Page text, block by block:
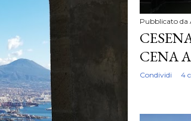
Pubblicato da
CENA
Condividi 4